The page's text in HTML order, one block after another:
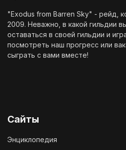
"Exodus from Barren Sky" - рейд,
2009. Неважно, в какой гильдии
оставаться в своей гильдии и
посмотреть наш прогресс или
сыграть с вами вместе!
Сайты
Энциклопедия